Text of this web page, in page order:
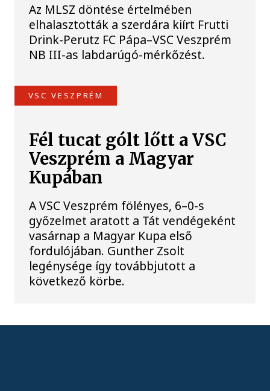
Az MLSZ döntése értelmében
elhalasztották a szerdára kiírt Frutti
Drink-Perutz FC Pápa–VSC Veszprém
NB III-as labdarúgó-mérkőzést.
VSC VESZPRÉM
Fél tucat gólt lőtt a VSC
Veszprém a Magyar
Kupában
A VSC Veszprém fölényes, 6–0-s
győzelmet aratott a Tát vendégeként
vasárnap a Magyar Kupa első
fordulójában. Gunther Zsolt
legénysége így továbbjutott a
következő körbe.